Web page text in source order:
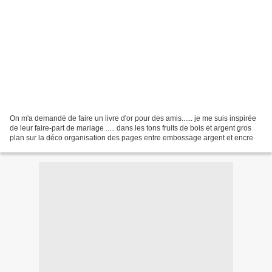
On m'a demandé de faire un livre d'or pour des amis...... je me suis inspirée
de leur faire-part de mariage ..... dans les tons fruits de bois et argent gros
plan sur la déco organisation des pages entre embossage argent et encre